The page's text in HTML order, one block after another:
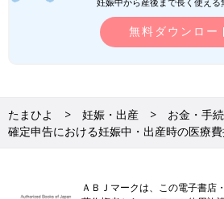
額が下がる可能性があります。これは
種控除を引いた金額に課税されるため。
申告をするようにしましょう。
セルフメディケーション税制（医療費控
その超えた金額について（8万8000円が
無料ダウンロー
たまひよ 妊娠・出産 お金・手
確定申告における妊娠中・出産時の医療
ＡＢＪマークは、この電子書店